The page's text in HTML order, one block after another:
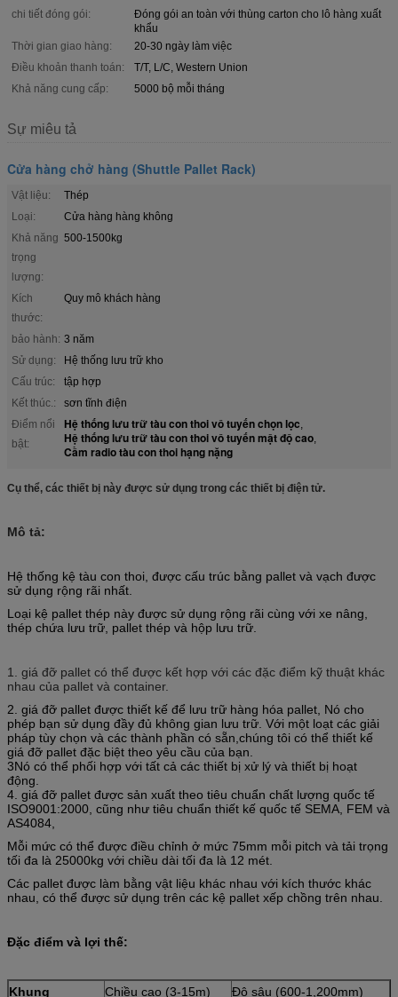
chi tiết đóng gói:
Đóng gói an toàn với thùng carton cho lô hàng xuất
khẩu
Thời gian giao hàng:
20-30 ngày làm việc
Điều khoản thanh toán:
T/T, L/C, Western Union
Khả năng cung cấp:
5000 bộ mỗi tháng
Sự miêu tả
Cửa hàng chở hàng (Shuttle Pallet Rack)
Vật liệu:
Thép
Loại:
Cửa hàng hàng không
Khả năng
trọng
lượng:
500-1500kg
Kích
thước:
Quy mô khách hàng
bảo hành: 3 năm
Sử dụng:
Hệ thống lưu trữ kho
Cấu trúc:
tập hợp
Kết thúc.:
sơn tĩnh điện
Điểm nổi
bật:
Hệ thống lưu trữ tàu con thoi vô tuyến chọn lọc,
Hệ thống lưu trữ tàu con thoi vô tuyến mật độ cao,
Cầm radio tàu con thoi hạng nặng
Cụ thể, các thiết bị này được sử dụng trong các thiết bị điện tử.
Mô tả:
Hệ thống kệ tàu con thoi, được cấu trúc bằng pallet và vạch được
sử dụng rộng rãi nhất.
Loại kệ pallet thép này được sử dụng rộng rãi cùng với xe nâng,
thép chứa lưu trữ, pallet thép và hộp lưu trữ.
1. giá đỡ pallet có thể được kết hợp với các đặc điểm kỹ thuật khác
nhau của pallet và container.
2. giá đỡ pallet được thiết kế để lưu trữ hàng hóa pallet, Nó cho
phép bạn sử dụng đầy đủ không gian lưu trữ. Với một loạt các giải
pháp tùy chọn và các thành phần có sẵn,chúng tôi có thể thiết kế
giá đỡ pallet đặc biệt theo yêu cầu của bạn.
3Nó có thể phối hợp với tất cả các thiết bị xử lý và thiết bị hoạt
động.
4. giá đỡ pallet được sản xuất theo tiêu chuẩn chất lượng quốc tế
ISO9001:2000, cũng như tiêu chuẩn thiết kế quốc tế SEMA, FEM và
AS4084,
Mỗi mức có thể được điều chỉnh ở mức 75mm mỗi pitch và tải trọng
tối đa là 25000kg với chiều dài tối đa là 12 mét.
Các pallet được làm bằng vật liệu khác nhau với kích thước khác
nhau, có thể được sử dụng trên các kệ pallet xếp chồng trên nhau.
Đặc điểm và lợi thế:
Khung Chiều cao (3-15m) Độ sâu (600-1,200mm)